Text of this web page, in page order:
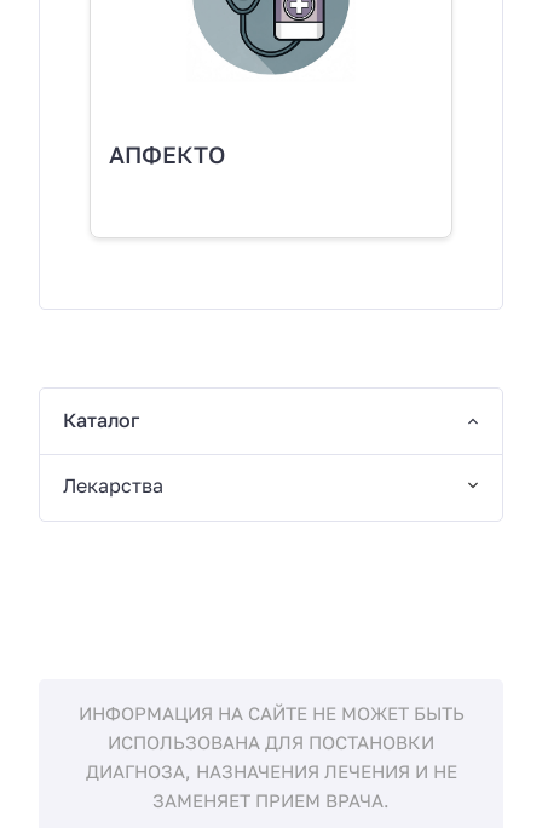
АПФЕКТО
Каталог
Лекарства
ИНФОРМАЦИЯ НА САЙТЕ НЕ МОЖЕТ БЫТЬ
ИСПОЛЬЗОВАНА ДЛЯ ПОСТАНОВКИ
ДИАГНОЗА, НАЗНАЧЕНИЯ ЛЕЧЕНИЯ И НЕ
ЗАМЕНЯЕТ ПРИЕМ ВРАЧА.